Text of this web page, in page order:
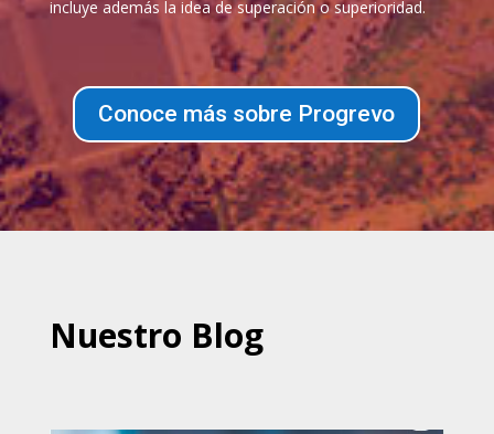
incluye además la idea de superación o superioridad.
Conoce más sobre Progrevo
Nuestro Blog